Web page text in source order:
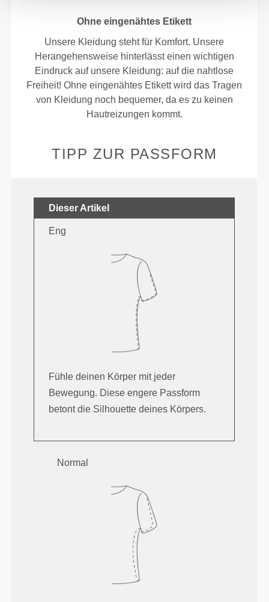
Ohne eingenähtes Etikett
Unsere Kleidung steht für Komfort. Unsere
Herangehensweise hinterlässt einen wichtigen
Eindruck auf unsere Kleidung: auf die nahtlose
Freiheit! Ohne eingenähtes Etikett wird das Tragen
von Kleidung noch bequemer, da es zu keinen
Hautreizungen kommt.
TIPP ZUR PASSFORM
Dieser Artikel
Eng
Fühle deinen Körper mit jeder
Bewegung. Diese engere Passform
betont die Silhouette deines Körpers.
Normal